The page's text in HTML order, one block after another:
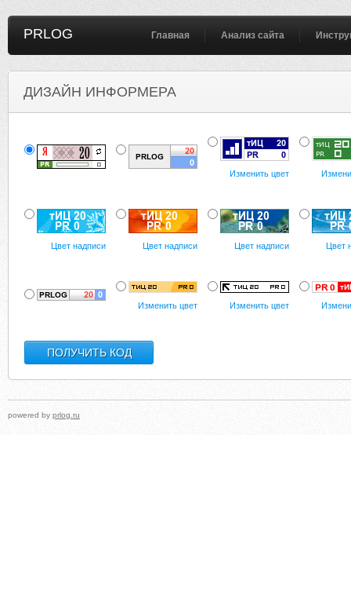
PRLOG Главная Анализ сайта
ДИЗАЙН ИНФОРМЕРА
Изменить цвет
Цвет надписи Цвет надписи Цвет надписи Цвет
Изменить цвет Изменить цвет
powered by prlog.ru